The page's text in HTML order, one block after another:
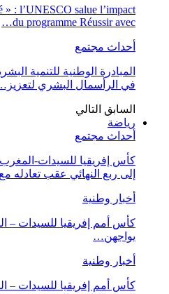
: l’UNESCO salue l’impact
du programme Réussir avec…
أحداث مجتمع
المبادرة الوطنية للتنمية
في الرأسمال البشري
السابق التالي
رياضة
أحداث مجتمع
إلى ربع النهائي عقب تعادله
أخبار وطنية
يواجهن…
أخبار وطنية